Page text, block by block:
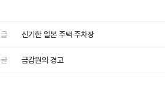
신기한 일본 주택 주차장
금감원의 경고